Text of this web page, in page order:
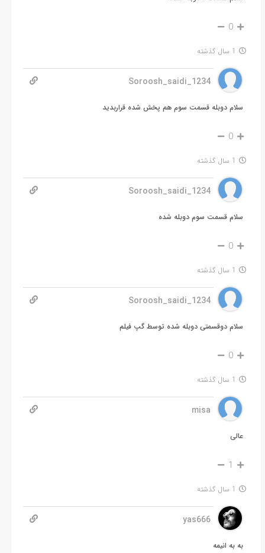
0
1 سال گذشته
Soroosh_saidi_1234
سلام دوبله قسمت سوم هم پخش شده قراربدید
0
1 سال گذشته
Soroosh_saidi_1234
سلام قسمت سوم دوبله شده
0
1 سال گذشته
Soroosh_saidi_1234
سلام دوقسمتی دوبله شده توسط گپ فیلم
0
1 سال گذشته
misa
عالی
1
1 سال گذشته
yas666
به به انیمه